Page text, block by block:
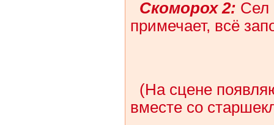
Скоморох 2: Сел
примечает, всё
(На сцене
вместе со